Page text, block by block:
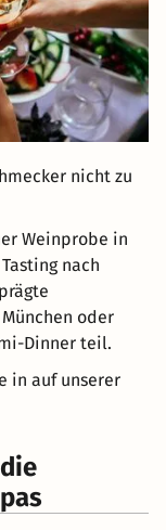
nicht zu
Weinprobe in
nach
oder
Dinner teil.
in auf unserer